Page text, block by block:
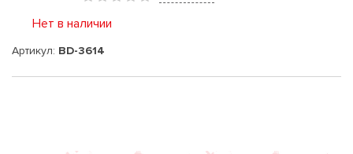
Нет в наличии
Артикул: BD-3614